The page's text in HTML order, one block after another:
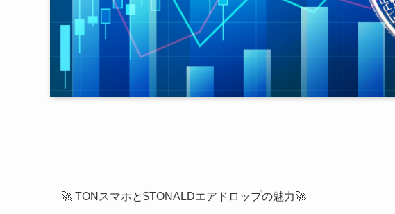
🚀 TONスマホと$TONALDエアドロップの魅力🚀